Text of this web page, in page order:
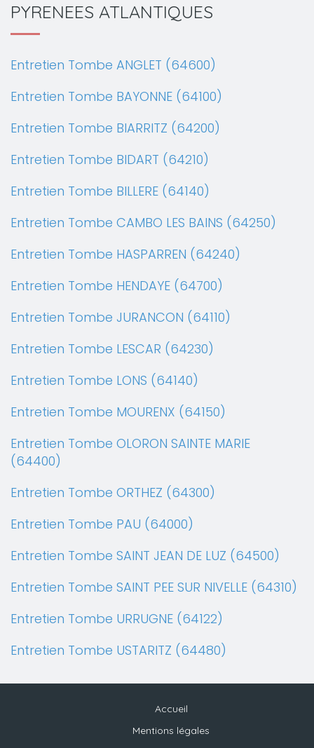
PYRENEES ATLANTIQUES
Entretien Tombe ANGLET (64600)
Entretien Tombe BAYONNE (64100)
Entretien Tombe BIARRITZ (64200)
Entretien Tombe BIDART (64210)
Entretien Tombe BILLERE (64140)
Entretien Tombe CAMBO LES BAINS (64250)
Entretien Tombe HASPARREN (64240)
Entretien Tombe HENDAYE (64700)
Entretien Tombe JURANCON (64110)
Entretien Tombe LESCAR (64230)
Entretien Tombe LONS (64140)
Entretien Tombe MOURENX (64150)
Entretien Tombe OLORON SAINTE MARIE
(64400)
Entretien Tombe ORTHEZ (64300)
Entretien Tombe PAU (64000)
Entretien Tombe SAINT JEAN DE LUZ (64500)
Entretien Tombe SAINT PEE SUR NIVELLE (64310)
Entretien Tombe URRUGNE (64122)
Entretien Tombe USTARITZ (64480)
Accueil
Mentions légales